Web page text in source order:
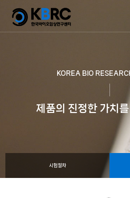
KOREA BIO
제품의 진정한 가치
시험절차